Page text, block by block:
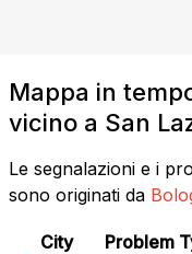
Mappa in
vicino a San
Le segnalazioni e i
sono originati da
City Problem